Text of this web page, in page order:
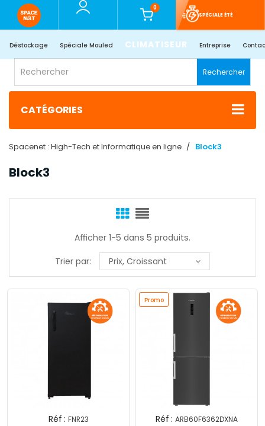
0
SPÉCIALE ÉTÉ
Déstockage Spéciale Mouled CLIMATISEUR Entreprise
Rechercher
CATÉGORIES
Spacenet : High-Tech et Informatique en ligne Block3
Block3
Afficher 1-5 dans 5 produits.
Trier par:
Prix, Croissant
Réf : FNR23
Promo
Réf : ARB60F6362DXNA